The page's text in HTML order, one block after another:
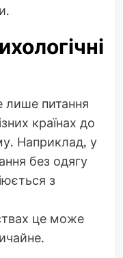
лише питання
країнах до
Наприклад, у
без одягу
з
це може